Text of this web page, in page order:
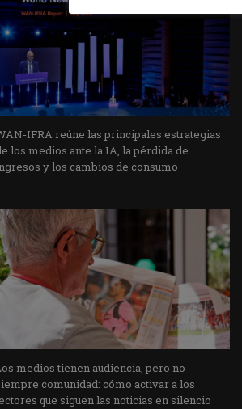
IFRA reúne las principales estrategias
los medios ante la IA, la pérdida de
y los cambios de consumo
medios tienen audiencia, pero no
comunidad: cómo activar a los
que siguen las noticias en silencio